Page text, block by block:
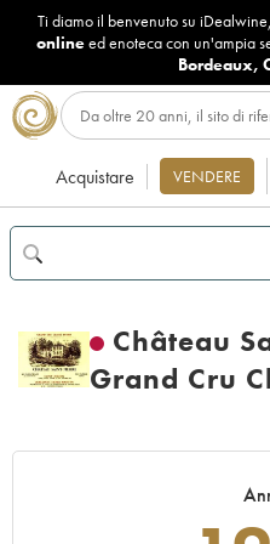
Ti diamo il benvenuto su
onlineed enoteca con un'ampia
Bordeaux,
Acquistare VENDERE
Château
Grand Cru